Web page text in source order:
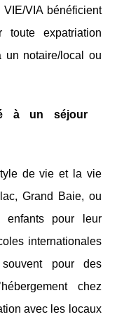
VIA bénéficient
toute expatriation
un notaire/local ou
à un séjour
de vie et la vie
Grand Baie, ou
enfants pour leur
internationales
pour des
chez
avec les locaux